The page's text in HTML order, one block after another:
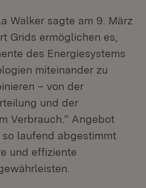
Walker sagte am 9. März
Grids ermöglichen es,
des Energiesystems
miteinander zu
– von der
und der
Verbrauch.“ Angebot
laufend abgestimmt
und effiziente